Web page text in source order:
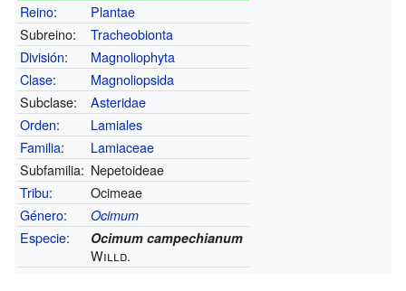
Reino:
Plantae
Subreino:
Tracheobionta
División:
Magnoliophyta
Clase:
Magnoliopsida
Subclase:
Asteridae
Orden:
Lamiales
Familia:
Lamiaceae
Subfamilia: Nepetoideae
Tribu:
Ocimeae
Género: Ocimum
Especie: Ocimum campechianum
Willd.